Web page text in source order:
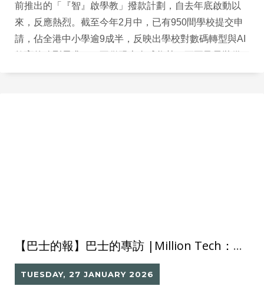
前推出的「『智』啟學教」撥款計劃，自去年底啟動以
來，反應熱烈。截至今年2月中，已有950間學校提交申
請，佔全港中小學逾9成半，反映出學校對數碼轉型與AI
學生掌握未來技能。位於葵青區的中華傳道會呂明才小
【巴士的報】巴士的專訪 |Million Tech：AI圖書館系統激發兒童想像力 提高閱讀興趣 減省行政工作
TUESDAY, 27 JANUARY 2026